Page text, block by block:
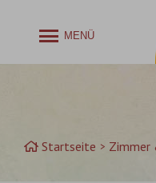
MENÜ
Startseite Zimmer